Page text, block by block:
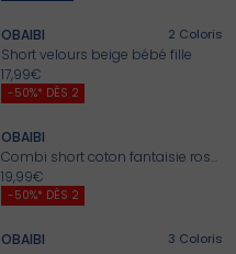
-50%* DÈS 2
OBAIBI 2 Coloris
Short velours beige bébé fille
17,99€
-50%* DÈS 2
OBAIBI
Combi short coton fantaisie rose bébé fille
19,99€
OBAIBI 3 Coloris